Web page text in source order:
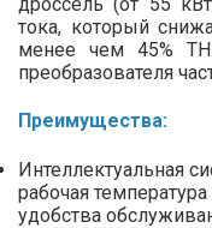
тока, который
менее чем 45%
преобразователя
Преимущества:
Интеллектуальная
рабочая
удобства